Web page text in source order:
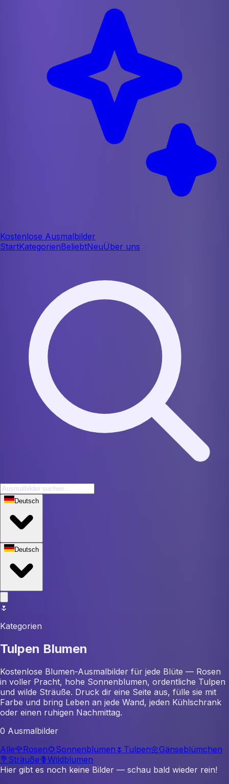
Kostenlose Ausmalbilder
StartKategorienBeliebtNeuÜber uns
Deutsch
Deutsch
🌷
Kategorien
Tulpen Blumen
Kostenlose Blumen-Ausmalbilder für jede Blüte — Rosen
in voller Pracht, hohe Sonnenblumen, ordentliche Tulpen
und wilde Sträuße. Druck dir eine Seite aus, fülle sie mit
Farbe und bring Leben an jede Wand, jeden Kühlschrank
oder einen ruhigen Nachmittag.
0 Ausmalbilder
Alle🌹Rosen🌻Sonnenblumen 🌷 Tulpen🌼Gänseblümchen
💐 Sträuße🪻Wildblumen
Hier gibt es noch keine Bilder — schau bald wieder rein!